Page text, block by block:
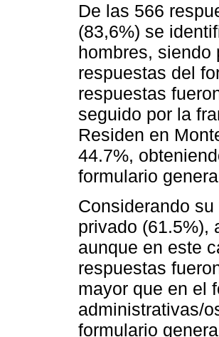
De las 566
(83,6%) se
hombres, siendo
respuestas del
respuestas
seguido por la
Residen en
44.7%,
formulario
Considerando
privado (61.5%),
aunque en este
respuestas
mayor que en el
administrativas/
formulario